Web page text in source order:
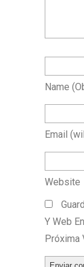
Name
Email
Website
Y Web
Próxima